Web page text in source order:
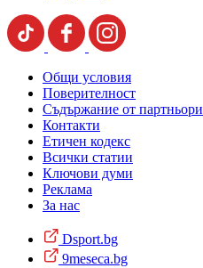
Общи условия
Поверителност
Съдържание от партньори
Контакти
Етичен кодекс
Всички статии
Ключови думи
Реклама
За нас
Dsport.bg
9meseca.bg